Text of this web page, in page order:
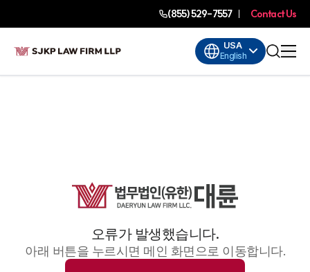
(855) 529-7557 Contact Us
USA
English
오류가 발생했습니다.
아래 버튼을 누르시면 메인 화면으로 이동합니다.